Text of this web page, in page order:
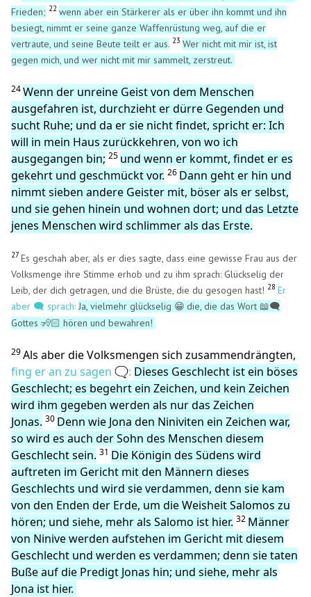
Frieden; 22 wenn aber ein Stärkerer als er über ihn kommt und ihn
besiegt, nimmt er seine ganze Waffenrüstung weg, auf die er
vertraute, und seine Beute teilt er aus. 23 Wer nicht mit mir ist, ist
gegen mich, und wer nicht mit mir sammelt, zerstreut.
24 Wenn der unreine Geist von dem Menschen
ausgefahren ist, durchzieht er dürre Gegenden und
sucht Ruhe; und da er sie nicht findet, spricht er: Ich
will in mein Haus zurückkehren, von wo ich
ausgegangen bin; 25 und wenn er kommt, findet er es
gekehrt und geschmückt vor. 26 Dann geht er hin und
nimmt sieben andere Geister mit, böser als er selbst,
und sie gehen hinein und wohnen dort; und das Letzte
jenes Menschen wird schlimmer als das Erste.
27 Es geschah aber, als er dies sagte, dass eine gewisse Frau aus der
Volksmenge ihre Stimme erhob und zu ihm sprach: Glückselig der
Leib, der dich getragen, und die Brüste, die du gesogen hast! 28 Er
aber 🗨️ sprach: Ja, vielmehr glückselig 😁 ​die, die das Wort 📖🗨️
Gottes 🧏🏻 hören und bewahren!
29 Als aber die Volksmengen sich zusammendrängten,
fing er an zu sagen 🗨️: Dieses Geschlecht ist ein böses
Geschlecht; es begehrt ein Zeichen, und kein Zeichen
wird ihm gegeben werden als nur das Zeichen
Jonas. 30 Denn wie Jona den Niniviten ein Zeichen war,
so wird es auch der Sohn des Menschen diesem
Geschlecht sein. 31 Die Königin des Südens wird
auftreten im Gericht mit den Männern dieses
Geschlechts und wird sie verdammen, denn sie kam
von den Enden der Erde, um die Weisheit Salomos zu
hören; und siehe, mehr als Salomo ist hier. 32 Männer
von Ninive werden aufstehen im Gericht mit diesem
Geschlecht und werden es verdammen; denn sie taten
Buße auf die Predigt Jonas hin; und siehe, mehr als
Jona ist hier.